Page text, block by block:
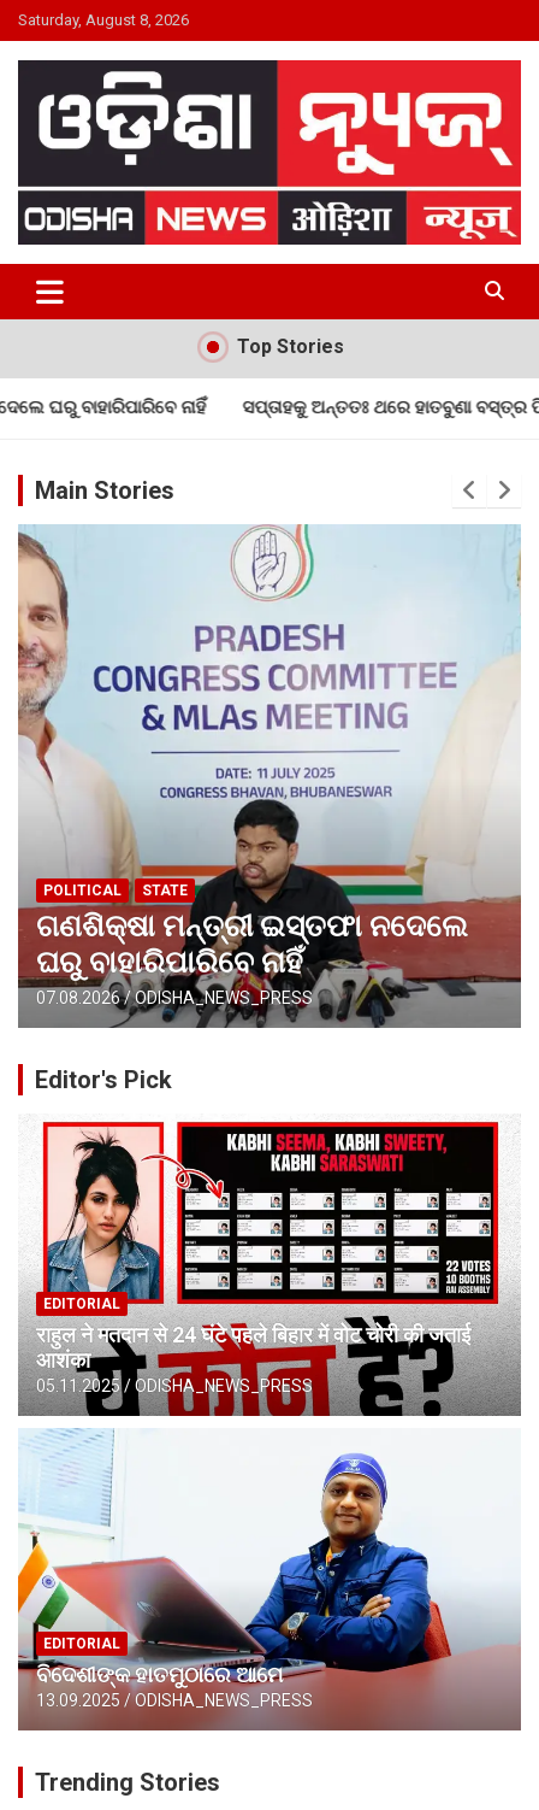
Skip
to
content
Saturday, August 8, 2026
ODISHA NEWS
Top Stories
ନାହିଁ ସପ୍ତାହକୁ ଅନ୍ତତଃ ଥରେ ହାତବୁଣା ବସ୍ତ୍ର ପିନ୍ଧନ୍ତୁ ମେଧାବୀ
Main Stories
POLITICAL STATE
ଗଣଶିକ୍ଷା ମନ୍ତ୍ରୀ ଇସ୍ତଫା ନଦେଲେ
ଘରୁ ବାହାରିପାରିବେ ନାହିଁ
07.08.2026 ODISHA_NEWS_PRESS
Editor's Pick
EDITORIAL
राहुल ने मतदान से 24 घंटे पहले बिहार में वोट चोरी की जताई
आशंका
05.11.2025 ODISHA_NEWS_PRESS
EDITORIAL
ବିଦେଶୀଙ୍କ ହାତମୁଠାରେ ଆମେ
13.09.2025 ODISHA_NEWS_PRESS
Trending Stories